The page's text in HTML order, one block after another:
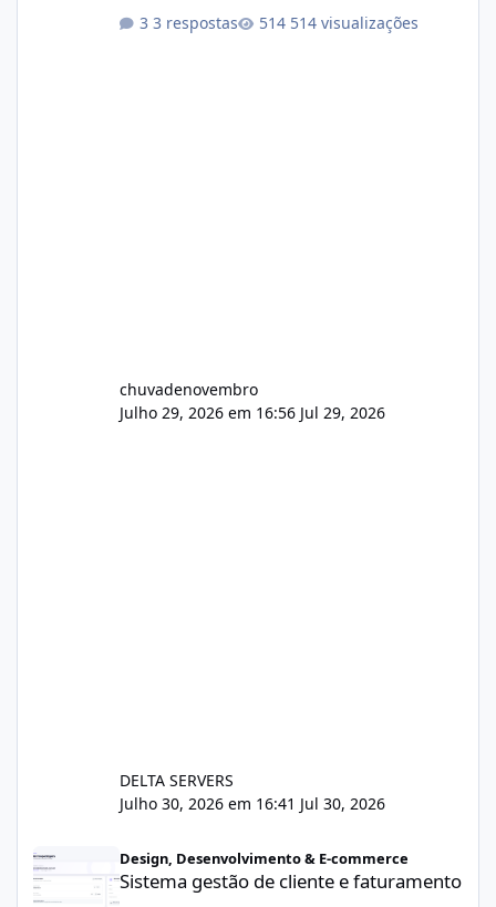
3 respostas 514 visualizações
chuvadenovembro
Julho 29, 2026 em 16:56 Jul 29, 2026
DELTA SERVERS
Julho 30, 2026 em 16:41 Jul 30, 2026
Design, Desenvolvimento & E-commerce
Sistema gestão de cliente e faturamento